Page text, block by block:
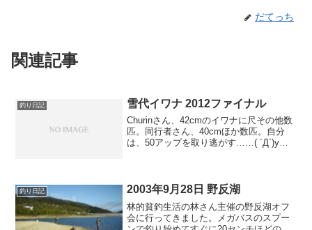
だてっち
関連記事
釣り日記 雪代イワナ 2012ファイナル
Churinさん、42cmのイワナに尺その他数
匹。同行者さん、40cmほか数匹。自分
は、50アップを取り逃がす……( ´Д`)y━･
釣り日記 2003年9月28日 野反湖
林的貧釣生活の林さん主催の野反湖オフ
会に行ってきました。メガバスのスプー